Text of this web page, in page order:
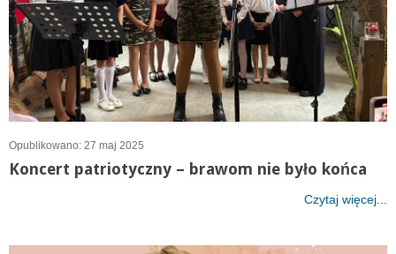
Opublikowano: 27 maj 2025
Koncert patriotyczny – brawom nie było końca
Czytaj więcej...